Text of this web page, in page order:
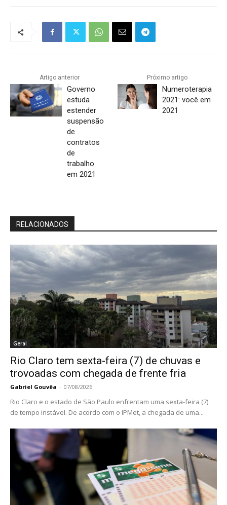
Artigo anterior
Governo
estuda
estender
suspensão
de
contratos
de
trabalho
em 2021
Próximo artigo
Numeroterapia
2021: você em
2021
RELACIONADOS
Geral
Rio Claro tem sexta-feira (7) de chuvas e
trovoadas com chegada de frente fria
Gabriel Gouvêa - 07/08/2026
Rio Claro e o estado de São Paulo enfrentam uma sexta-feira (7)
de tempo instável. De acordo com o IPMet, a chegada de uma...